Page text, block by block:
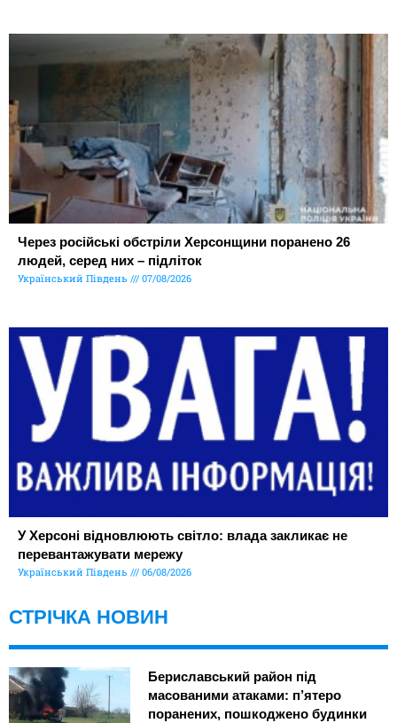
Через російські обстріли Херсонщини поранено 26
людей, серед них – підліток
Український Південь 07/08/2026
У Херсоні відновлюють світло: влада закликає не
перевантажувати мережу
Український Південь 06/08/2026
СТРІЧКА НОВИН
Бериславський район під
масованими атаками: п’ятеро
поранених, пошкоджено будинки